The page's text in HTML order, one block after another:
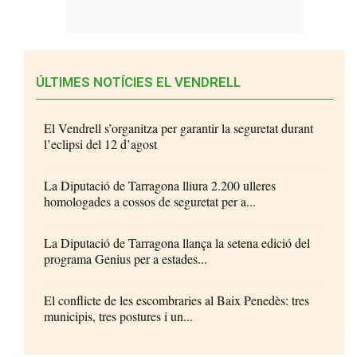
ÚLTIMES NOTÍCIES EL VENDRELL
El Vendrell s’organitza per garantir la seguretat durant
l’eclipsi del 12 d’agost
La Diputació de Tarragona lliura 2.200 ulleres
homologades a cossos de seguretat per a...
La Diputació de Tarragona llança la setena edició del
programa Genius per a estades...
El conflicte de les escombraries al Baix Penedès: tres
municipis, tres postures i un...